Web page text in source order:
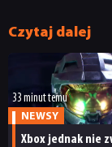
Czytaj dalej
33 minut temu
NEWSY
Xbox jednak nie